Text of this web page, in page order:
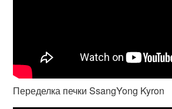
Переделка печки SsangYong Kyron